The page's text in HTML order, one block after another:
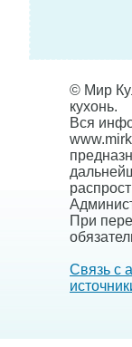
© Мир
кухонь.
Вся
При
Связь с